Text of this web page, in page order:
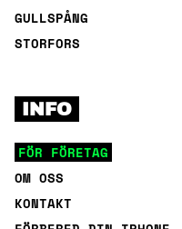
GULLSPÅNG
STORFORS
INFO
FÖR FÖRETAG
OM OSS
KONTAKT